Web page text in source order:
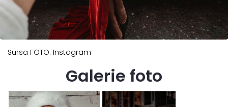
Sursa FOTO: Instagram
Galerie foto